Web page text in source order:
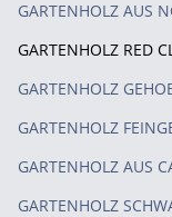
GARTENHOLZ AUS
GARTENHOLZ RED
GARTENHOLZ
GARTENHOLZ
GARTENHOLZ AUS
GARTENHOLZ